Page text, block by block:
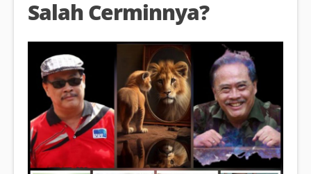
Salah Cerminnya?